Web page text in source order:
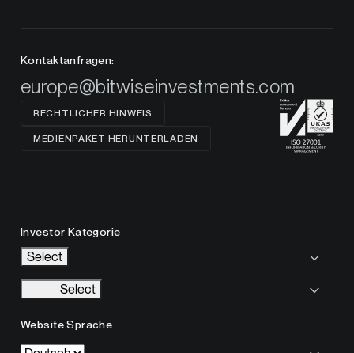
Kontaktanfragen:
europe@bitwiseinvestments.com
RECHTLICHER HINWEIS
MEDIENPAKET HERUNTERLADEN
Investor Kategorie
Select
Select
Website Sprache